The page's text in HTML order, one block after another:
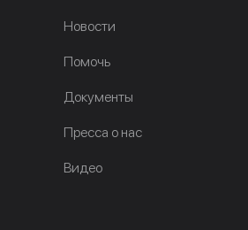
Новости
Помочь
Документы
Пресса о нас
Видео